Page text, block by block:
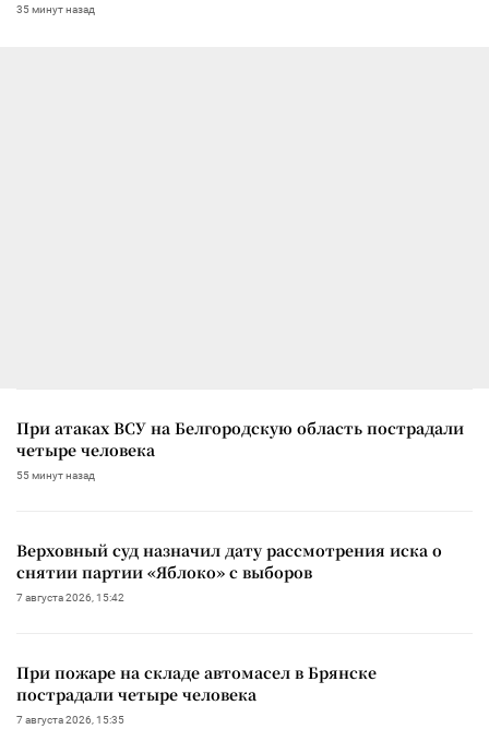
35 минут назад
При атаках ВСУ на Белгородскую область пострадали
четыре человека
55 минут назад
Верховный суд назначил дату рассмотрения иска о
снятии партии «Яблоко» с выборов
7 августа 2026, 15:42
При пожаре на складе автомасел в Брянске
пострадали четыре человека
7 августа 2026, 15:35